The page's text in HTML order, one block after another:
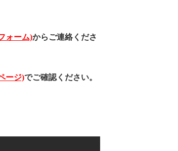
ォーム)からご連絡くださ
ージ)でご確認ください。